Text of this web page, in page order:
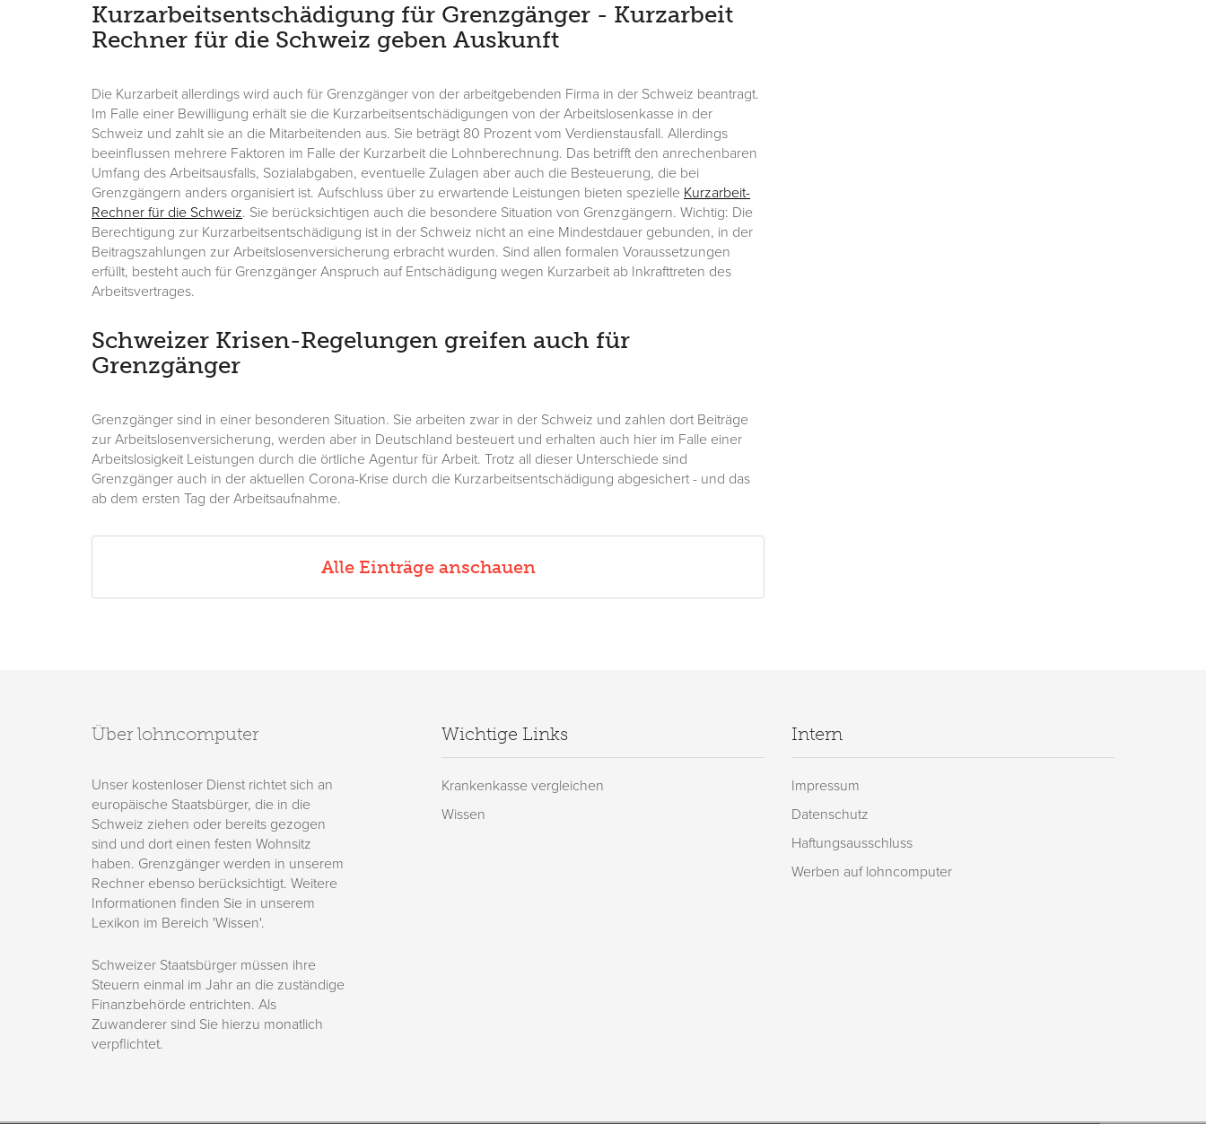
Kurzarbeitsentschädigung für Grenzgänger - Kurzarbeit
Rechner für die Schweiz geben Auskunft
Die Kurzarbeit allerdings wird auch für Grenzgänger von der arbeitgebenden Firma in der Schweiz beantragt.
Im Falle einer Bewilligung erhält sie die Kurzarbeitsentschädigungen von der Arbeitslosenkasse in der
Schweiz und zahlt sie an die Mitarbeitenden aus. Sie beträgt 80 Prozent vom Verdienstausfall. Allerdings
beeinflussen mehrere Faktoren im Falle der Kurzarbeit die Lohnberechnung. Das betrifft den anrechenbaren
Umfang des Arbeitsausfalls, Sozialabgaben, eventuelle Zulagen aber auch die Besteuerung, die bei
Grenzgängern anders organisiert ist. Aufschluss über zu erwartende Leistungen bieten spezielle Kurzarbeit-
Rechner für die Schweiz. Sie berücksichtigen auch die besondere Situation von Grenzgängern. Wichtig: Die
Berechtigung zur Kurzarbeitsentschädigung ist in der Schweiz nicht an eine Mindestdauer gebunden, in der
Beitragszahlungen zur Arbeitslosenversicherung erbracht wurden. Sind allen formalen Voraussetzungen
erfüllt, besteht auch für Grenzgänger Anspruch auf Entschädigung wegen Kurzarbeit ab Inkrafttreten des
Arbeitsvertrages.
Schweizer Krisen-Regelungen greifen auch für
Grenzgänger
Grenzgänger sind in einer besonderen Situation. Sie arbeiten zwar in der Schweiz und zahlen dort Beiträge
zur Arbeitslosenversicherung, werden aber in Deutschland besteuert und erhalten auch hier im Falle einer
Arbeitslosigkeit Leistungen durch die örtliche Agentur für Arbeit. Trotz all dieser Unterschiede sind
Grenzgänger auch in der aktuellen Corona-Krise durch die Kurzarbeitsentschädigung abgesichert - und das
ab dem ersten Tag der Arbeitsaufnahme.
Alle Einträge anschauen
Über lohncomputer
Unser kostenloser Dienst richtet sich an
europäische Staatsbürger, die in die
Schweiz ziehen oder bereits gezogen
sind und dort einen festen Wohnsitz
haben. Grenzgänger werden in unserem
Rechner ebenso berücksichtigt. Weitere
Informationen finden Sie in unserem
Lexikon im Bereich 'Wissen'.
Schweizer Staatsbürger müssen ihre
Steuern einmal im Jahr an die zuständige
Finanzbehörde entrichten. Als
Zuwanderer sind Sie hierzu monatlich
verpflichtet.
Wichtige Links
Krankenkasse vergleichen
Wissen
Intern
Impressum
Datenschutz
Haftungsausschluss
Werben auf lohncomputer